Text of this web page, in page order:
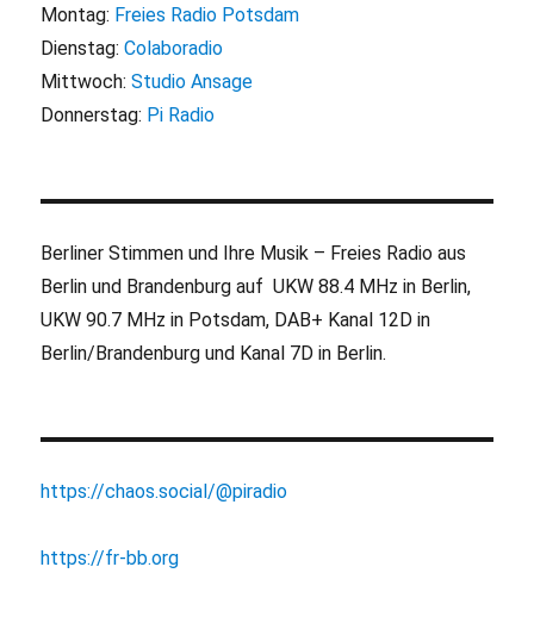
Montag: Freies Radio Potsdam
Dienstag:Colaboradio
Mittwoch:Studio Ansage
Donnerstag: Pi Radio
Berliner Stimmen und Ihre Musik – Freies Radio aus
Berlin und Brandenburg auf UKW 88.4 MHz in Berlin,
UKW 90.7 MHz in Potsdam, DAB+ Kanal 12D in
Berlin/Brandenburg und Kanal 7D in Berlin.
https://chaos.social/@piradio
https://fr-bb.org